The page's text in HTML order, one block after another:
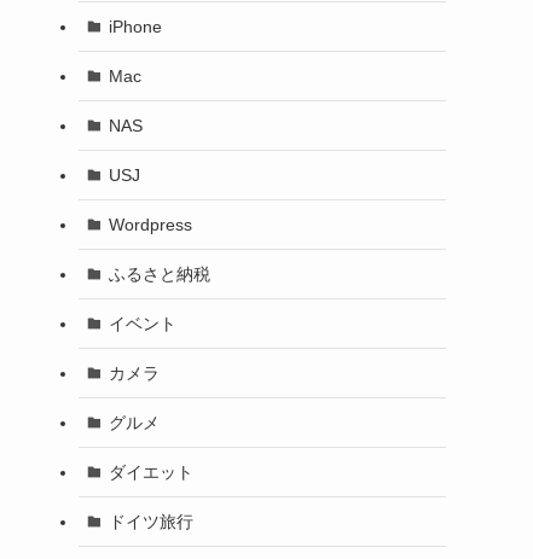
iPhone
Mac
NAS
USJ
Wordpress
ふるさと納税
イベント
カメラ
グルメ
ダイエット
ドイツ旅行